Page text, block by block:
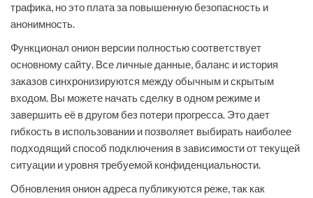
трафика, но это плата за повышенную безопасность и
анонимность.
Функционал онион версии полностью соответствует
основному сайту. Все личные данные, баланс и история
заказов синхронизируются между обычным и скрытым
входом. Вы можете начать сделку в одном режиме и
завершить её в другом без потери прогресса. Это дает
гибкость в использовании и позволяет выбирать наиболее
подходящий способ подключения в зависимости от текущей
ситуации и уровня требуемой конфиденциальности.
Обновления онион адреса публикуются реже, так как